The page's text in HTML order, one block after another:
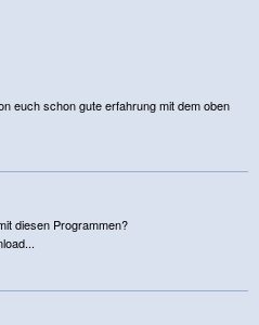
euch schon gute erfahrung mit dem oben
diesen Programmen?